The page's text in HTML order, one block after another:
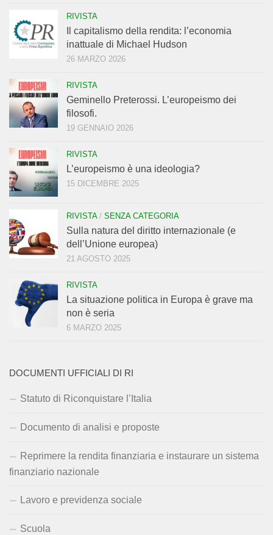
RIVISTA
Il capitalismo della rendita: l’economia
inattuale di Michael Hudson
26 MARZO 2026
RIVISTA
Geminello Preterossi. L’europeismo dei
filosofi.
19 GENNAIO 2026
RIVISTA
L’europeismo è una ideologia?
15 DICEMBRE 2025
RIVISTA/ SENZA CATEGORIA
Sulla natura del diritto internazionale (e
dell’Unione europea)
21 AGOSTO 2025
RIVISTA
La situazione politica in Europa è grave ma
non è seria
6 MARZO 2025
DOCUMENTI UFFICIALI DI RI
Statuto di Riconquistare l’Italia
Documento di analisi e proposte
Reprimere la rendita finanziaria e instaurare un sistema
finanziario nazionale
Lavoro e previdenza sociale
Scuola